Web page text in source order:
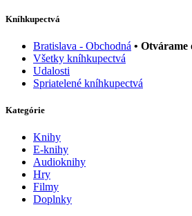
Kníhkupectvá
Bratislava - Obchodná • Otvárame
Všetky kníhkupectvá
Udalosti
Spriatelené kníhkupectvá
Kategórie
Knihy
E-knihy
Audioknihy
Hry
Filmy
Doplnky